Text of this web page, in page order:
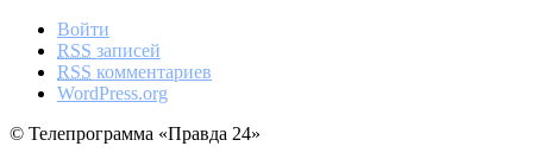
Войти
RSS записей
RSS комментариев
WordPress.org
© Телепрограмма «Правда 24»